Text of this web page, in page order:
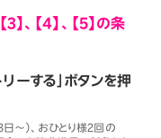
】、【4】、【5】の条
ーする」ボタンを押
～）、おひとり様2回の